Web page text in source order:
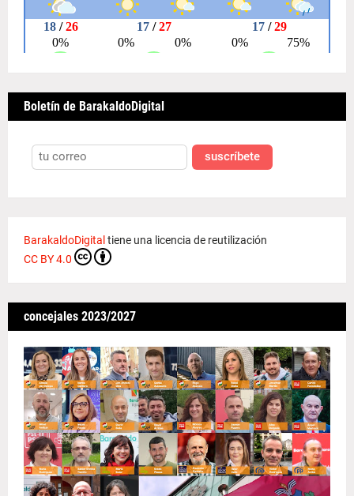
Boletín de BarakaldoDigital
suscríbete
BarakaldoDigital tiene una licencia de reutilización
CC BY 4.0
concejales 2023/2027